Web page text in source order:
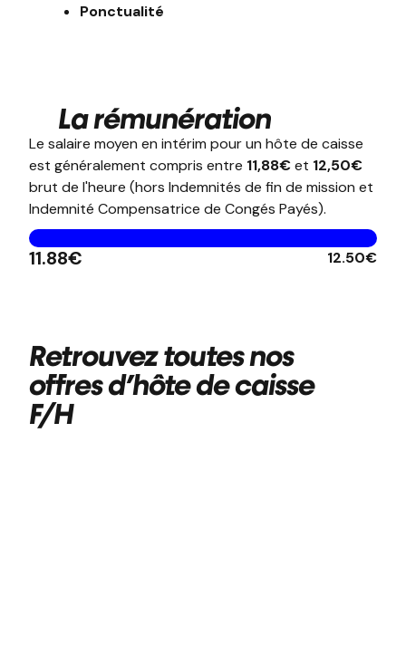
Ponctualité
La rémunération
Le salaire moyen en intérim pour un hôte de caisse
est généralement compris entre 11,88€et 12,50€
brut de l'heure (hors Indemnités de fin de mission et
Indemnité Compensatrice de Congés Payés).
11.88€ 12.50€
Retrouvez toutes nos
offres d’hôte de caisse
F/H